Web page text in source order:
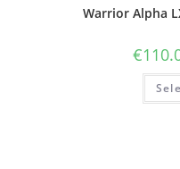
Warrior Alpha
€